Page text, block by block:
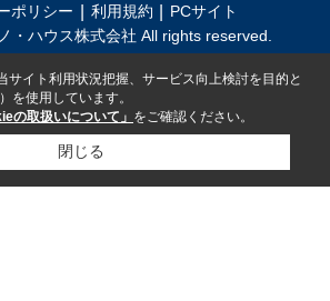
ポリシー 利用規約
PCサイト
・ハウス株式会社 All rights reserved.
サイト利用状況把握、サービス向上検討を目的と
を使用しています。
の取扱いについて」 をご確認ください。
閉じる